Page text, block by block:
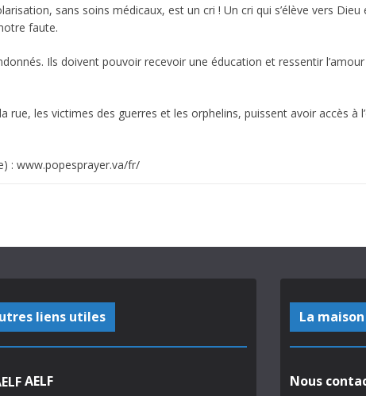
sans soins médicaux, est un cri ! Un cri qui s’élève vers
faute.
Ils doivent pouvoir recevoir une éducation et ressentir
les victimes des guerres et les orphelins, puissent avoir accès à
: www.popesprayer.va/fr/
liens utiles
AELF
La
Nous